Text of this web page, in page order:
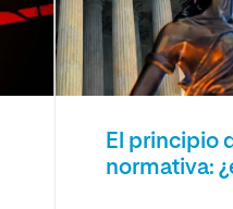
El principio
normativa: